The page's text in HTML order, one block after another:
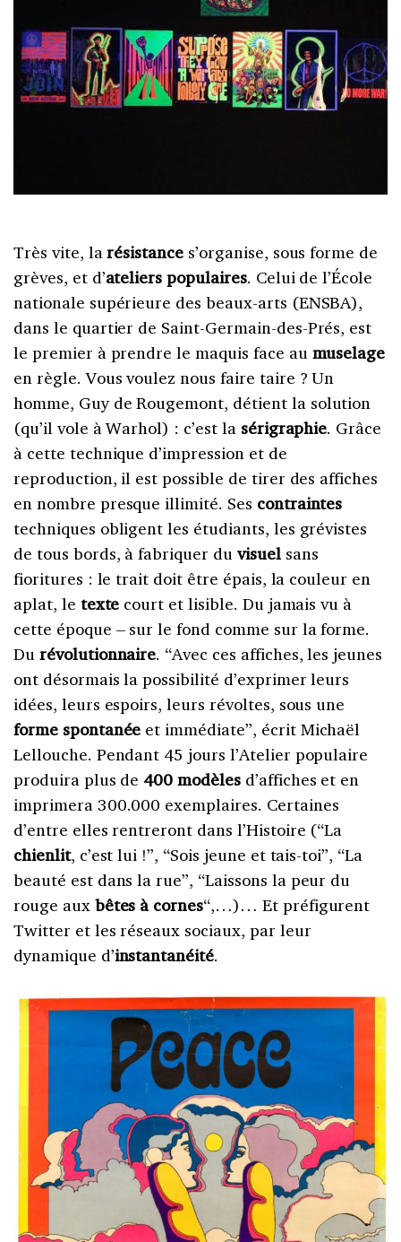
Très vite, larésistance s’organise, sous forme de
grèves, et d’ateliers populaires. Celui de l’École
nationale supérieure des beaux-arts (ENSBA),
dans le quartier de Saint-Germain-des-Prés, est
le premier à prendre le maquis face au muselage
en règle. Vous voulez nous faire taire ? Un
homme, Guy de Rougemont, détient la solution
(qu’il vole à Warhol) : c’est la sérigraphie. Grâce
à cette technique d’impression et de
reproduction, il est possible de tirer des affiches
en nombre presque illimité. Ses contraintes
techniques obligent les étudiants, les grévistes
de tous bords, à fabriquer du visuelsans
fioritures : le trait doit être épais, la couleur en
aplat, le texte court et lisible. Du jamais vu à
cette époque – sur le fond comme sur la forme.
Du révolutionnaire. “Avec ces affiches, les jeunes
ont désormais la possibilité d’exprimer leurs
idées, leurs espoirs, leurs révoltes, sous une
forme spontanée et immédiate”, écrit Michaël
Lellouche. Pendant 45 jours l’Atelier populaire
produira plus de 400 modèlesd’affiches et en
imprimera 300.000 exemplaires. Certaines
d’entre elles rentreront dans l’Histoire (“La
chienlit, c’est lui !”, “Sois jeune et tais-toi”, “La
beauté est dans la rue”, “Laissons la peur du
rouge aux bêtes à cornes“,…)… Et préfigurent
Twitter et les réseaux sociaux, par leur
dynamique d’instantanéité.